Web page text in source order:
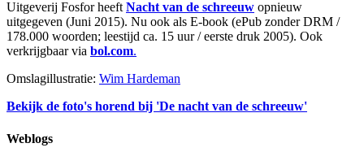
Uitgeverij Fosfor heeft Nacht van de schreeuw opnieuw
uitgegeven (Juni 2015). Nu ook als E-book (ePub zonder DRM /
178.000 woorden; leestijd ca. 15 uur / eerste druk 2005). Ook
verkrijgbaar via bol.com.
Omslagillustratie: Wim Hardeman
Bekijk de foto's horend bij 'De nacht van de schreeuw'
Weblogs